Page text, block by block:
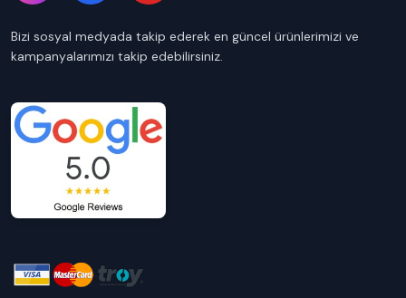
Bizi sosyal medyada takip ederek en güncel ürünlerimizi ve
kampanyalarımızı takip edebilirsiniz.